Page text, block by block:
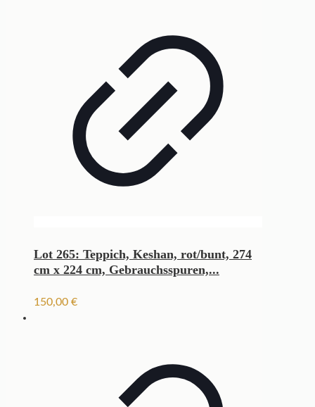
Lot 265: Teppich, Keshan, rot/bunt, 274
cm x 224 cm, Gebrauchsspuren,...
150,00 €